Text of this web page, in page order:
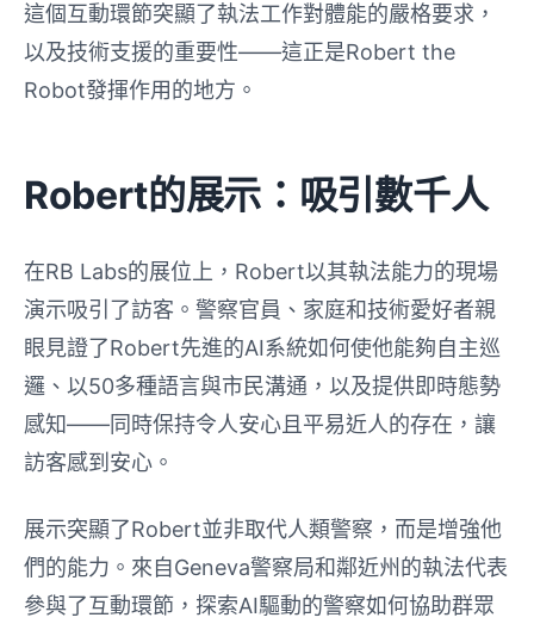
這個互動環節突顯了執法工作對體能的嚴格要求，
以及技術支援的重要性——這正是Robert the
Robot發揮作用的地方。
Robert的展示：吸引數千人
在RB Labs的展位上，Robert以其執法能力的現場
演示吸引了訪客。警察官員、家庭和技術愛好者親
眼見證了Robert先進的AI系統如何使他能夠自主巡
邏、以50多種語言與市民溝通，以及提供即時態勢
感知——同時保持令人安心且平易近人的存在，讓
訪客感到安心。
展示突顯了Robert並非取代人類警察，而是增強他
們的能力。來自Geneva警察局和鄰近州的執法代表
參與了互動環節，探索AI驅動的警察如何協助群眾